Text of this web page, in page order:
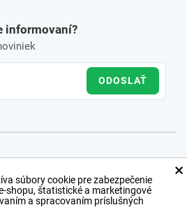
informovaní?
ODOSLAŤ
×
súbory cookie pre zabezpečenie
shopu, štatistické a marketingové
a spracovaním príslušných